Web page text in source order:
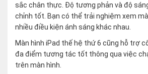
sắc chân thực. Độ tương phản và độ
chỉnh tốt. Bạn có thể trải nghiệm xem
nhiều điều kiện ánh sáng khác nhau.
Màn hình iPad thế hệ thứ 6 cũng hỗ trợ
đa điểm tương tác tốt thông qua việc
trên màn hình.